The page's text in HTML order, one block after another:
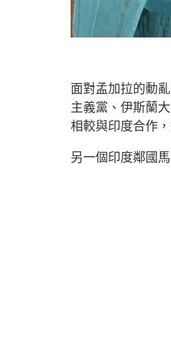
面對孟加拉的動
主義黨、伊斯蘭
相較與印度合作
另一個印度鄰國